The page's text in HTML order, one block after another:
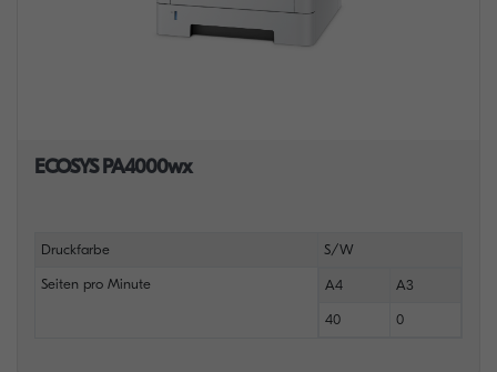
ECOSYS PA4000wx
Druckfarbe S/W
Seiten pro Minute A4 A3
40 0